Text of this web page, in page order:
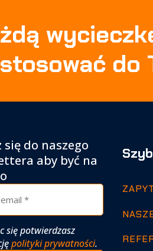
do
się do naszego
aby być na
się potwierdzasz
polityki prywatności.